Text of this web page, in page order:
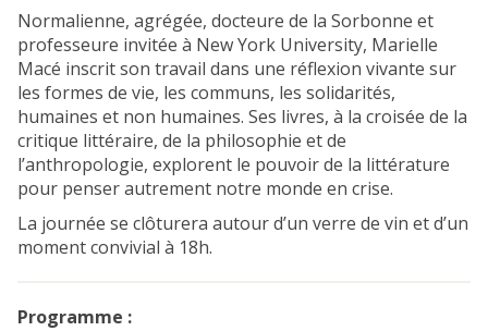
Normalienne, agrégée, docteure de la Sorbonne et
professeure invitée à New York University, Marielle
Macé inscrit son travail dans une réflexion vivante sur
les formes de vie, les communs, les solidarités,
humaines et non humaines. Ses livres, à la croisée de la
critique littéraire, de la philosophie et de
l’anthropologie, explorent le pouvoir de la littérature
pour penser autrement notre monde en crise.
La journée se clôturera autour d’un verre de vin et d’un
moment convivial à 18h.
Programme :